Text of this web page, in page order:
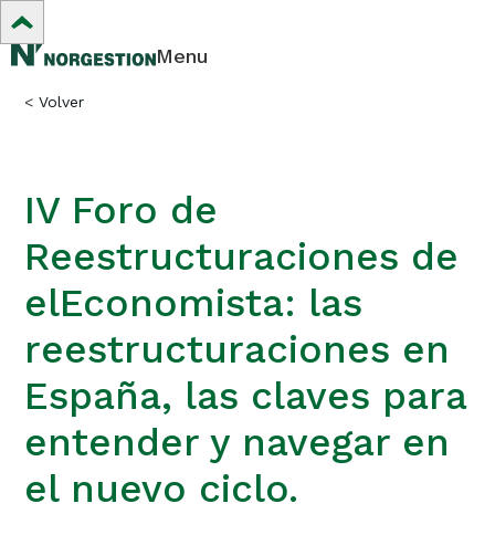
Menu
< Volver
IV Foro de
Reestructuraciones de
elEconomista: las
reestructuraciones en
España, las claves para
entender y navegar en
el nuevo ciclo.